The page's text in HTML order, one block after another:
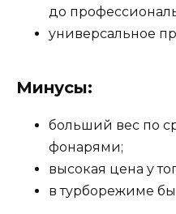
до
универсальное
Минусы:
больший вес по
фонарями;
высокая цена у
в турборежиме